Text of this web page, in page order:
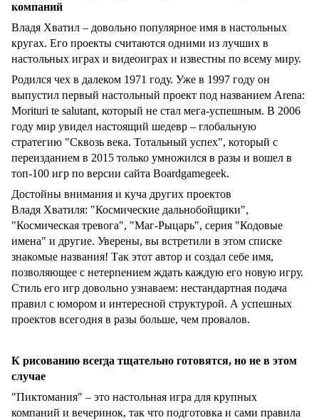
компаний
Владя Хватил – довольно популярное имя в настольных
кругах. Его проекты считаются одними из лучших в
настольных играх и видеоиграх и известны по всему миру.
Родился чех в далеком 1971 году. Уже в 1997 году он
выпустил первый настольный проект под названием Arena:
Morituri te salutant, который не стал мега-успешным. В 2006
году мир увидел настоящий шедевр – глобальную
стратегию "Сквозь века. Тотальный успех", который с
переизданием в 2015 только умножился в разы и вошел в
топ-100 игр по версии сайта Boardgamegeek.
Достойны внимания и куча других проектов
Владя Хватиля: "Космические дальнобойщики",
"Космическая тревога", "Маг-Рыцарь", серия "Кодовые
имена" и другие. Уверены, вы встретили в этом списке
знакомые названия! Так этот автор и создал себе имя,
позволяющее с нетерпением ждать каждую его новую игру.
Стиль его игр довольно узнаваем: нестандартная подача
правил с юмором и интересной структурой. А успешных
проектов всегодня в разы больше, чем провалов.
К рисованию всегда тщательно готовятся, но не в этом
случае
"Пиктомания" – это настольная игра для крупных
компаний и вечеринок, так что подготовка и сами правила